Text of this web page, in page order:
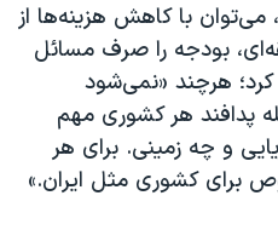
می‌توان با کاهش هزینه‌ها از
بودجه را صرف مسائل
هرچند «نمی‌شود
پدافند هر کشوری مهم
و چه زمینی. برای هر
برای کشوری مثل ایران.»